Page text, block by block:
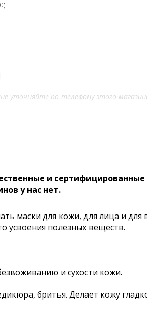
уточняйте по телефону этого
и сертифицированные
у нас нет.
маски для кожи, для лица и
усвоения полезных веществ.
и сухости кожи.
бритья. Делает кожу